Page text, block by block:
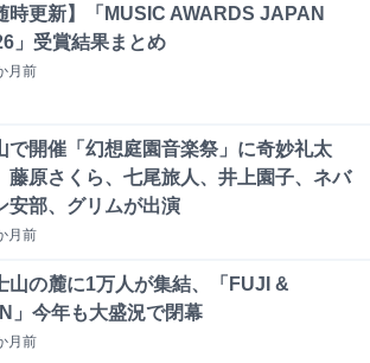
時更新】「MUSIC AWARDS JAPAN
」受賞結果まとめ
月前
で開催「幻想庭園音楽祭」に奇妙礼太
藤原さくら、七尾旅人、井上園子、ネバ
安部、グリムが出演
月前
山の麓に1万人が集結、「FUJI &
」今年も大盛況で閉幕
月前